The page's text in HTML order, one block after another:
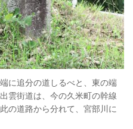
に追分の道しるべと、東の端
雲街道は、今の久米町の幹線
の道路から分れて、宮部川に